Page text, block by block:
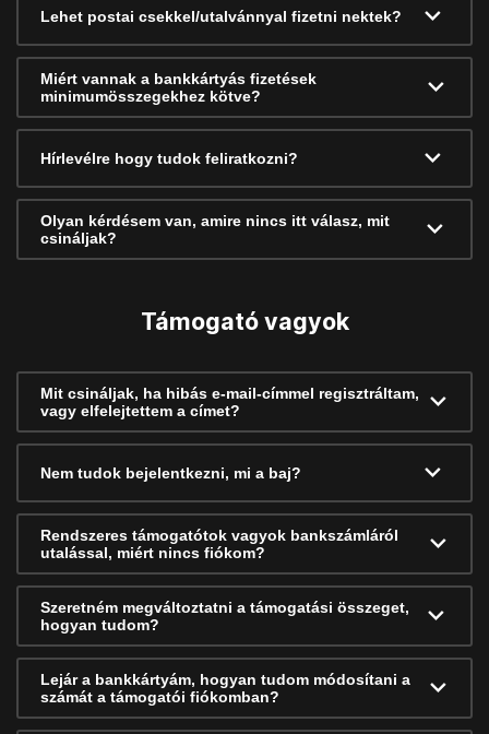
Lehet postai csekkel/utalvánnyal fizetni nektek?
Miért vannak a bankkártyás fizetések
minimumösszegekhez kötve?
Hírlevélre hogy tudok feliratkozni?
Olyan kérdésem van, amire nincs itt válasz, mit
csináljak?
Támogató vagyok
Mit csináljak, ha hibás e-mail-címmel regisztráltam,
vagy elfelejtettem a címet?
Nem tudok bejelentkezni, mi a baj?
Rendszeres támogatótok vagyok bankszámláról
utalással, miért nincs fiókom?
Szeretném megváltoztatni a támogatási összeget,
hogyan tudom?
Lejár a bankkártyám, hogyan tudom módosítani a
számát a támogatói fiókomban?